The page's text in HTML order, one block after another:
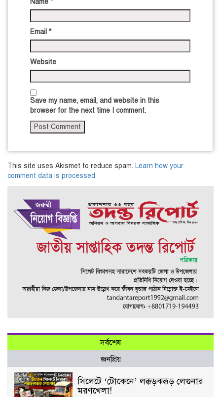
Name *
Email *
Website
Save my name, email, and website in this
browser for the next time I comment.
This site uses Akismet to reduce spam. Learn how your
comment data is processed.
সর্বশেষ
জনপ্রিয়
সিলেটে ‘টোকেনে’ লক্কড়ঝক্কড় লেগুনার
মরণখেলা!